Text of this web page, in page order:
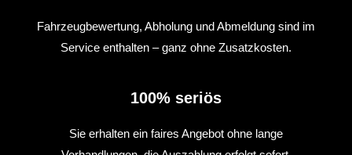
Fahrzeugbewertung, Abholung und Abmeldung sind im
Service enthalten – ganz ohne Zusatzkosten.
100% seriös
Sie erhalten ein faires Angebot ohne lange